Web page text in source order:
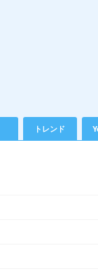
トレンド